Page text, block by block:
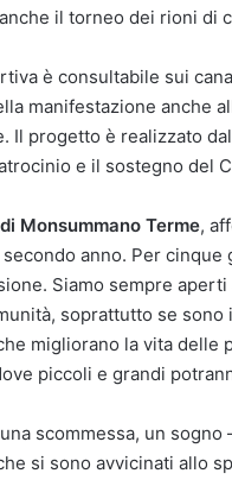
il torneo dei rioni di
è consultabile sui
manifestazione anche
progetto è realizzato
e il sostegno del
Monsummano Terme,
anno. Per
Siamo sempre
soprattutto se sono
migliorano la vita delle
piccoli e grandi
scommessa, un sogno
si sono avvicinati allo